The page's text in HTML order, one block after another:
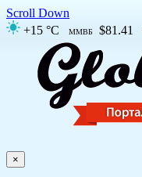
Scroll Down
+15 °C
ММВБ $81.41
×